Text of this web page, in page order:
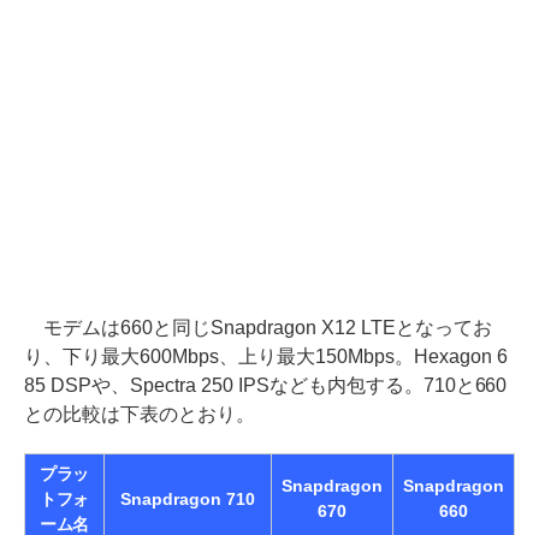
モデムは660と同じSnapdragon X12 LTEとなってお
り、下り最大600Mbps、上り最大150Mbps。Hexagon 6
85 DSPや、Spectra 250 IPSなども内包する。710と660
との比較は下表のとおり。
プラッ
トフォ
ーム名
Snapdragon 710
Snapdragon
670
Snapdragon
660